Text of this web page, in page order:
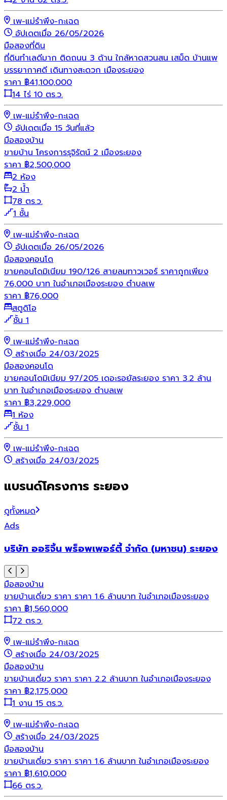
เพ-แม่รำพึง-กะเฉด
อัปเดตเมื่อ 26/05/2026
มือสองที่ดิน
ที่ดินทำเลดีมาก ติดถนน 3 ด้าน ใกล้หาดสวนสน เสม็ด บ้านแพ
บรรยากาศดี เดินทางสะดวก เมืองระยอง
ราคา ฿41,100,000
14 ไร่ 10 ตร.ว.
เพ-แม่รำพึง-กะเฉด
อัปเดตเมื่อ 15 วันที่แล้ว
มือสองบ้าน
ขายบ้าน โครงการรุจิรัตน์ 2 เมืองระยอง
ราคา ฿2,500,000
2 ห้อง
2 น้ำ
78 ตร.ว.
1 ชั้น
เพ-แม่รำพึง-กะเฉด
อัปเดตเมื่อ 26/05/2026
มือสองคอนโด
ขายคอนโดมิเนียม 190/126 สายลมทาวเวอร์ ราคาถูกเพียง
76,000 บาท ในอำเภอเมืองระยอง ตำบลเพ
ราคา ฿76,000
สตูดิโอ
ชั้น 1
เพ-แม่รำพึง-กะเฉด
สร้างเมื่อ 24/03/2025
มือสองคอนโด
ขายคอนโดมิเนียม 97/205 เดอะรอยัลระยอง ราคา 3.2 ล้าน
บาท ในอำเภอเมืองระยอง ตำบลเพ
ราคา ฿3,229,000
1 ห้อง
ชั้น 1
เพ-แม่รำพึง-กะเฉด
สร้างเมื่อ 24/03/2025
แบรนด์โครงการ ระยอง
ดูทั้งหมด
Ads
บริษัท ออริจิ้น พร็อพเพอร์ตี้ จำกัด (มหาชน) ระยอง
มือสองบ้าน
ขายบ้านเดี่ยว ราคา ราคา 1.6 ล้านบาท ในอำเภอเมืองระยอง
ราคา ฿1,560,000
72 ตร.ว.
เพ-แม่รำพึง-กะเฉด
สร้างเมื่อ 24/03/2025
มือสองบ้าน
ขายบ้านเดี่ยว ราคา ราคา 2.2 ล้านบาท ในอำเภอเมืองระยอง
ราคา ฿2,175,000
1 งาน 15 ตร.ว.
เพ-แม่รำพึง-กะเฉด
สร้างเมื่อ 24/03/2025
มือสองบ้าน
ขายบ้านเดี่ยว ราคา ราคา 1.6 ล้านบาท ในอำเภอเมืองระยอง
ราคา ฿1,610,000
66 ตร.ว.